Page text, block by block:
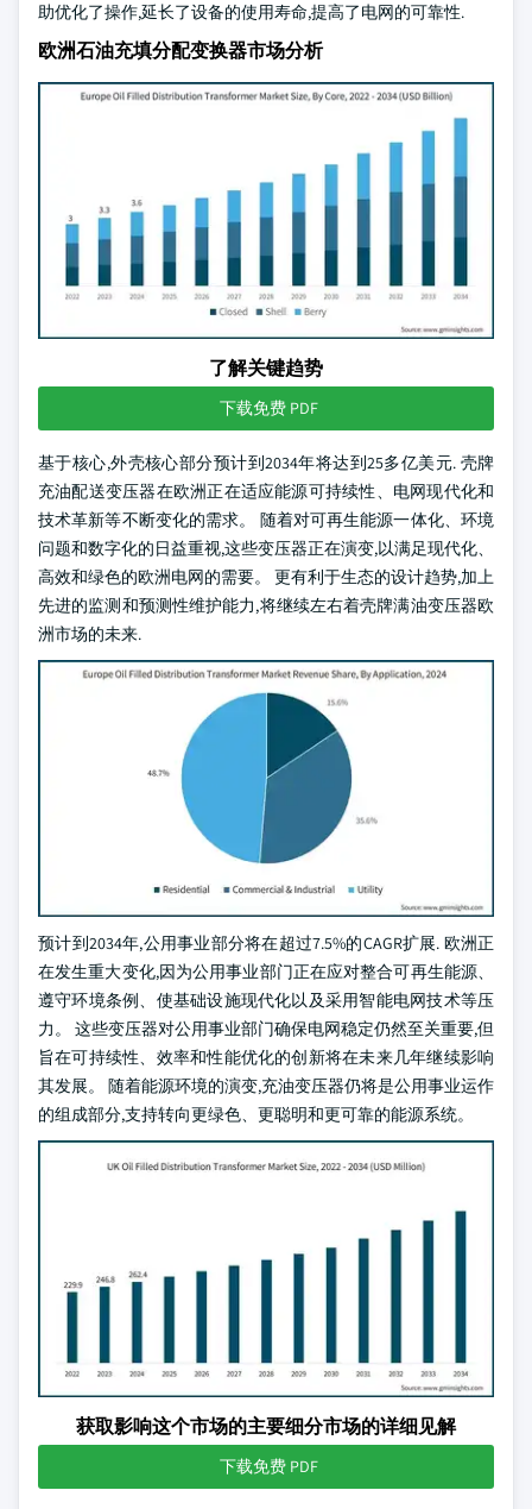
助优化了操作,延长了设备的使用寿命,提高了电网的可靠性.
欧洲石油充填分配变换器市场分析
了解关键趋势
下载免费 PDF
基于核心,外壳核心部分预计到2034年将达到25多亿美元. 壳牌
充油配送变压器在欧洲正在适应能源可持续性、电网现代化和
技术革新等不断变化的需求。 随着对可再生能源一体化、环境
问题和数字化的日益重视,这些变压器正在演变,以满足现代化、
高效和绿色的欧洲电网的需要。 更有利于生态的设计趋势,加上
先进的监测和预测性维护能力,将继续左右着壳牌满油变压器欧
洲市场的未来.
预计到2034年,公用事业部分将在超过7.5%的CAGR扩展. 欧洲正
在发生重大变化,因为公用事业部门正在应对整合可再生能源、
遵守环境条例、使基础设施现代化以及采用智能电网技术等压
力。 这些变压器对公用事业部门确保电网稳定仍然至关重要,但
旨在可持续性、效率和性能优化的创新将在未来几年继续影响
其发展。 随着能源环境的演变,充油变压器仍将是公用事业运作
的组成部分,支持转向更绿色、更聪明和更可靠的能源系统。
获取影响这个市场的主要细分市场的详细见解
下载免费 PDF